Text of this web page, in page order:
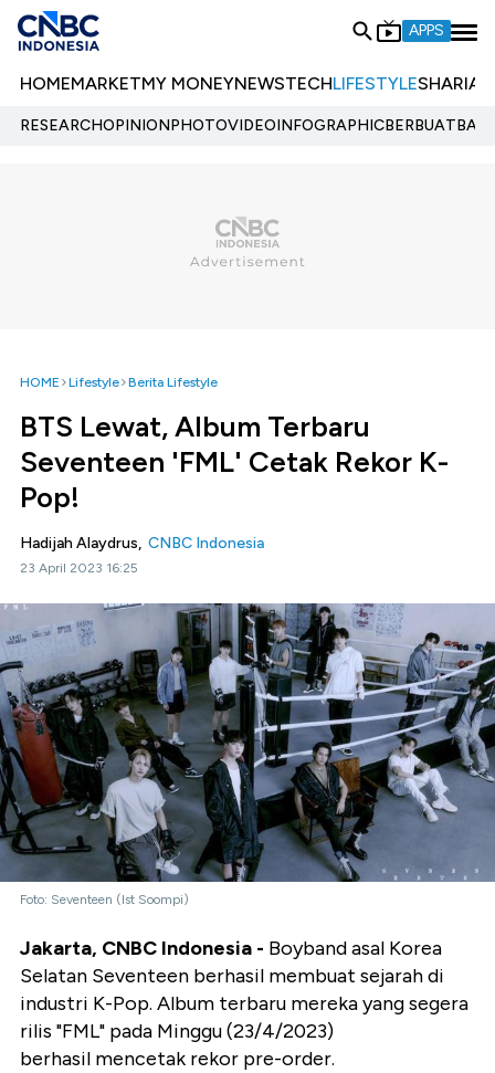
APPS
HOMEMARKETMY MONEYNEWSTECHLIFESTYLESHARIA
RESEARCHOPINIONPHOTOVIDEOINFOGRAPHIC
HOME Lifestyle Berita Lifestyle
BTS Lewat, Album Terbaru
Seventeen 'FML' Cetak Rekor K-
Pop!
Hadijah Alaydrus, CNBC Indonesia
23 April 2023 16:25
Foto: Seventeen (Ist Soompi)
Jakarta, CNBC Indonesia - Boyband asal Korea
Selatan Seventeen berhasil membuat sejarah di
industri K-Pop. Album terbaru mereka yang segera
rilis "FML" pada Minggu (23/4/2023)
berhasil mencetak rekor pre-order.